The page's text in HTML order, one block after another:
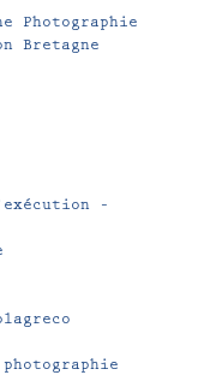
Photographie
Bretagne
–